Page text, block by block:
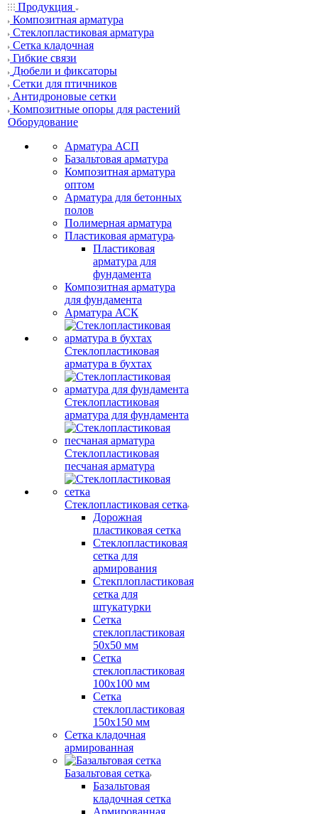
Продукция
Композитная арматура
Cтеклопластиковая арматура
Сетка кладочная
Гибкие связи
Дюбели и фиксаторы
Сетки для птичников
Антидроновые сетки
Композитные опоры для растений
Оборудование
Арматура АСП
Базальтовая арматура
Композитная арматура
оптом
Арматура для бетонных
полов
Полимерная арматура
Пластиковая арматура
Пластиковая
арматура для
фундамента
Композитная арматура
для фундамента
Арматура АСК
Стеклопластиковая
арматура в бухтах
Стеклопластиковая
арматура для фундамента
Стеклопластиковая
песчаная арматура
Стеклопластиковая сетка
Дорожная
пластиковая сетка
Стеклопластиковая
сетка для
армирования
Стекплопластиковая
сетка для
штукатурки
Сетка
стеклопластиковая
50x50 мм
Сетка
стеклопластиковая
100x100 мм
Сетка
стеклопластиковая
150x150 мм
Сетка кладочная
армированная
Базальтовая сетка
Базальтовая
кладочная сетка
Армированная